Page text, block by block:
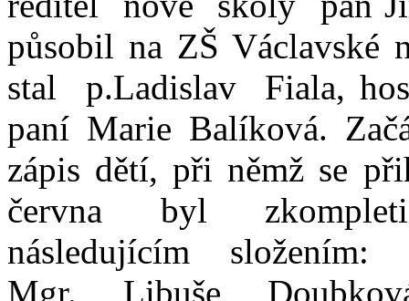
působil na ZŠ Václavské
stal p.Ladislav Fiala,
paní Marie Balíková.
zápis dětí, při němž se
června byl
následujícím složením:
Mgr. Libuše